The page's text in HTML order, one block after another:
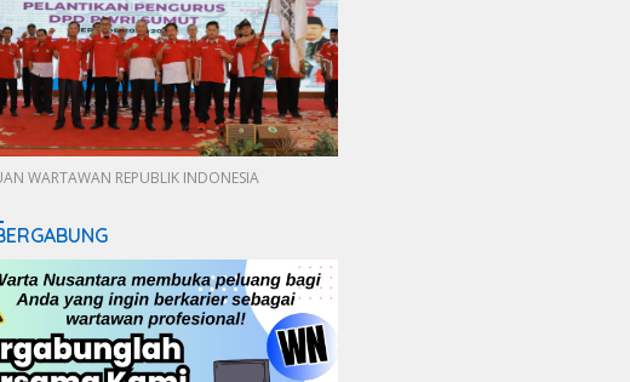
WARTAWAN REPUBLIK INDONESIA